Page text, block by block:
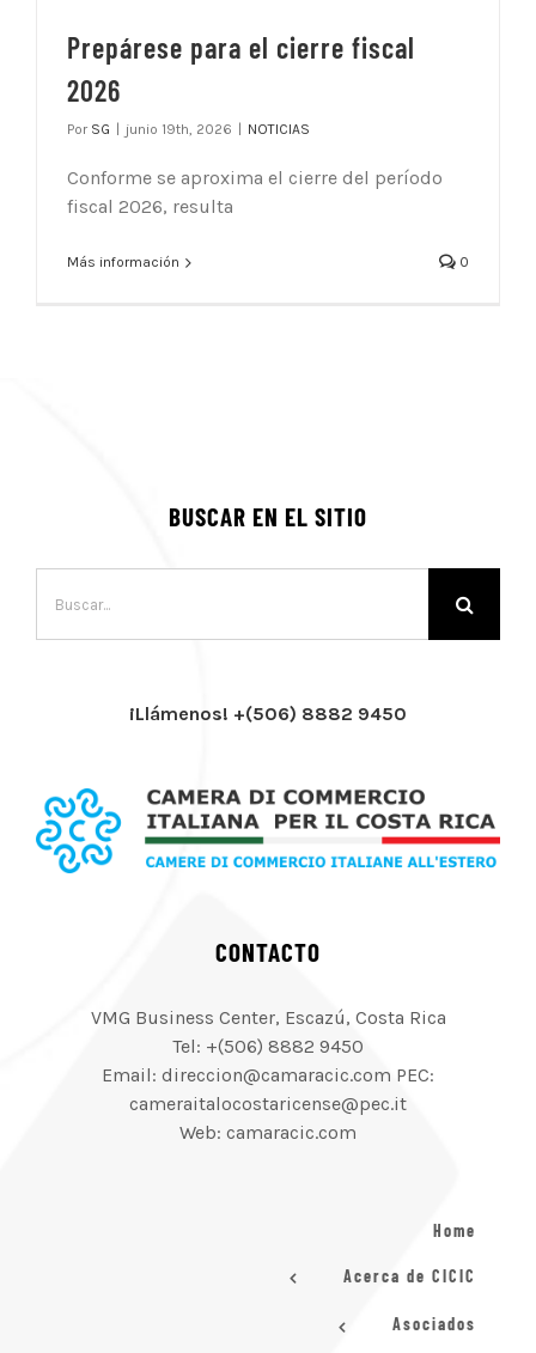
Prepárese para el cierre fiscal
2026
Por SG junio 19th, 2026 NOTICIAS
Conforme se aproxima el cierre del período
fiscal 2026, resulta
Más información 0
BUSCAR EN EL SITIO
¡Llámenos! +(506) 8882 9450
CONTACTO
VMG Business Center, Escazú, Costa Rica
Tel: +(506) 8882 9450
Email: direccion@camaracic.com PEC:
cameraitalocostaricense@pec.it
Web: camaracic.com
Home
Acerca de CICIC
Asociados